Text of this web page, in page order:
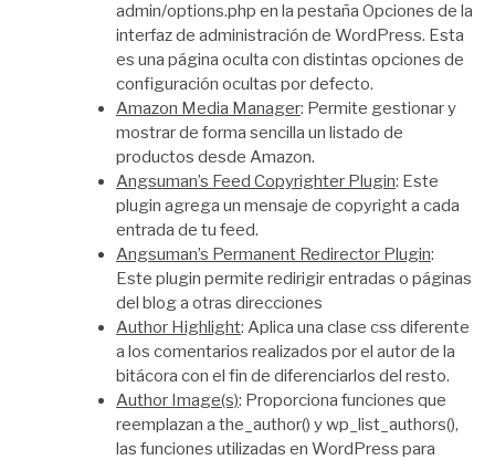
admin/options.php en la pestaña Opciones de la
interfaz de administración de WordPress. Esta
es una página oculta con distintas opciones de
configuración ocultas por defecto.
Amazon Media Manager: Permite gestionar y
mostrar de forma sencilla un listado de
productos desde Amazon.
Angsuman’s Feed Copyrighter Plugin: Este
plugin agrega un mensaje de copyright a cada
entrada de tu feed.
Angsuman’s Permanent Redirector Plugin:
Este plugin permite redirigir entradas o páginas
del blog a otras direcciones
Author Highlight: Aplica una clase css diferente
a los comentarios realizados por el autor de la
bitácora con el fin de diferenciarlos del resto.
Author Image(s): Proporciona funciones que
reemplazan a the_author() y wp_list_authors(),
las funciones utilizadas en WordPress para